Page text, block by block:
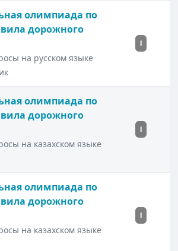
олимпиада по
дорожного
на русском языке
I
олимпиада по
дорожного
на казахском языке
I
олимпиада по
дорожного
на казахском языке
I